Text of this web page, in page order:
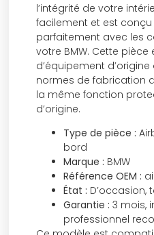
l’intégrité de votre
facilement et est conçu
parfaitement avec les
votre BMW. Cette pièce
d’équipement
normes de fabrication
la même fonction
d’origine.
Type de pièce :
bord
Marque : BMW
Référence OEM :
État : D’occasion,
Garantie : 3 mois,
professionnel